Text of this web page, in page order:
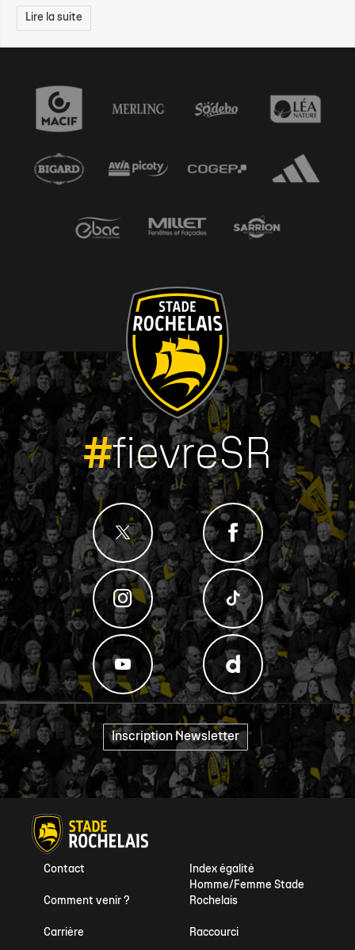
l’été avec nos Maritimes !
Avec notre partenaire Avia Picoty, qui parraine la web-série, six
de nos...
#fievreSR
Inscription Newsletter "
Index égalité
Contact